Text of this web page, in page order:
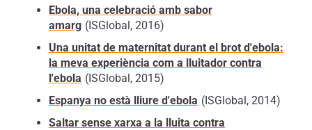
les poblacions humanes percontacte
estret amb animals infectats
estan secs o momificats. També s’ha
documentat que ximpanzés, goril·les,
micos i altres primats, així com antílops i
porcs espins, poden infectar-se amb el
virus.
Ebola, una celebració amb sabor
amarg (ISGlobal, 2016)
Una unitat de maternitat durant el brot d'ebola:
la meva experiència com a lluitador contra
l'ebola (ISGlobal, 2015)
Espanya no està lliure d'ebola (ISGlobal, 2014)
Saltar sense xarxa a la lluita contra